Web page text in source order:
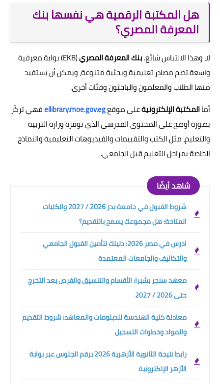
هل المكتبة الرقمية هي نفسها بنك
المعرفة المصري؟
لا، وهذا الالتباس شائع.بنك المعرفة المصري
(EKB) بوابة معرفية
واسعة تضم مصادر تعليمية وبحثية متنوعة، ويمكن أن يستفيد
منها الطلاب والمعلمون والباحثون وفئات أخرى.
أماالمكتبة الإلكترونيةعلى موقعellibrary.moe.gov.egفهي تركّز
بصورة أوضح على المحتوى المدرسي الذي توفره وزارة التربية
والتعليم، مثل الكتب والتقييمات والفيديوهات التعليمية والنماذج
الخاصة بمراحل التعليم قبل الجامعي.
شاهد أيضًا
شروط القبول في جامعة بدر 2026 / 2027 والكليات
المتاحة: هل مجموعك يسمح بالتقديم؟
ادرس في مصر 2026: دليلك لتأمين القبول الجامعي
والتكاليف والجامعات المعتمدة
معهد سنجر بشبرا: الأقسام والتنسيق والفرص بعد التخرج
حتى 2026 / 2027
معادلة كلية الهندسة للدبلومات والمعاهد: شروط التقديم
والمواد وخطوات التسجيل
رابط نتيجة الثانوية الأزهرية 2026 برقم الجلوس عبر بوابة
الأزهر الإلكترونية